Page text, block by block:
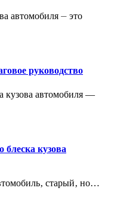
автомобиля ⏤ это
руководство
кузова автомобиля —
кузова
старый‚ но…